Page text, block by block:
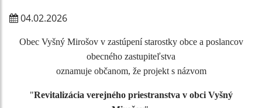
04.02.2026
Obec Vyšný Mirošov v zastúpení starostky obce a poslancov
obecného zastupiteľstva
oznamuje občanom, že projekt s názvom
"Revitalizácia verejného priestranstva v obci Vyšný